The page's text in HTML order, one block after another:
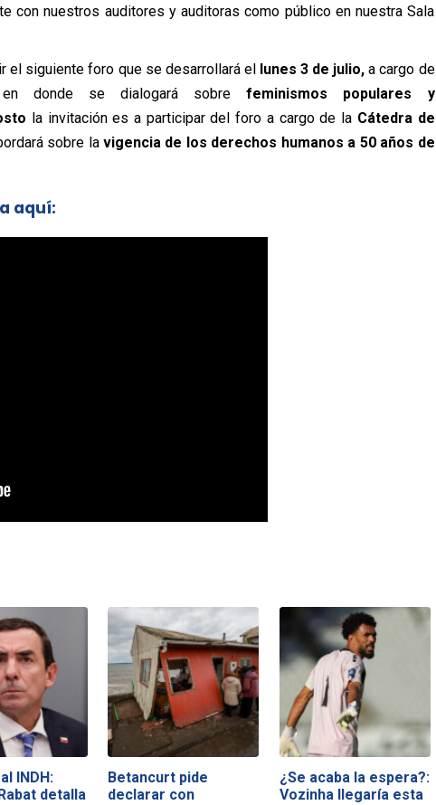
con nuestros auditores y auditoras como público en nuestra Sala
el siguiente foro que se desarrollará el lunes 3 de julio, a cargo de
en donde se dialogará sobre feminismos populares y
la invitación es a participar del foro a cargo de la Cátedra de
sobre la vigencia de los derechos humanos a 50 años de
aquí:
INDH:
detalla
Betancurt pide
declarar con
¿Se acaba la espera?:
Vozinha llegaría esta